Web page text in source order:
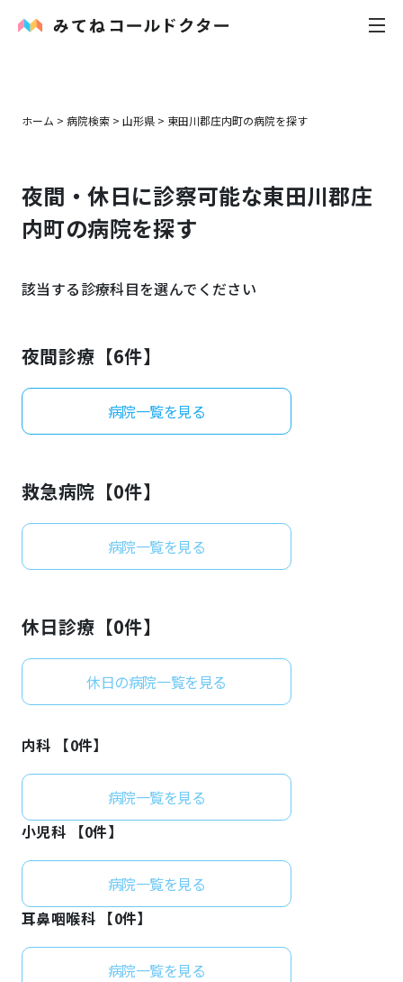
花粉症
感染症
お知らせ
よくあるご質問
ホーム > 病院検索 > 山形県 > 東田川郡庄内町の病院を探す
夜間・休日に診察可能な東田川郡庄
内町の病院を探す
該当する診療科目を選んでください
夜間診療【6件】
病院一覧を見る
救急病院【0件】
病院一覧を見る
休日診療【0件】
休日の病院一覧を見る
内科 【0件】
病院一覧を見る
小児科 【0件】
病院一覧を見る
耳鼻咽喉科 【0件】
病院一覧を見る